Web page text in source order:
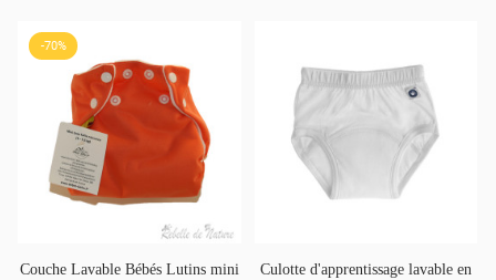
-70%
Couche Lavable Bébés Lutins mini
Culotte d'apprentissage lavable en